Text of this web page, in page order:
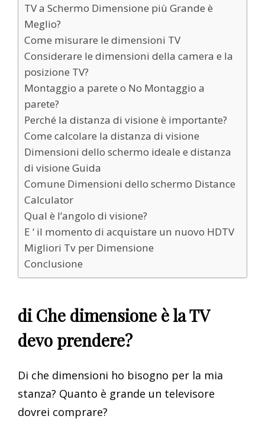
TV a Schermo Dimensione più Grande è
Meglio?
Come misurare le dimensioni TV
Considerare le dimensioni della camera e la
posizione TV?
Montaggio a parete o No Montaggio a
parete?
Perché la distanza di visione è importante?
Come calcolare la distanza di visione
Dimensioni dello schermo ideale e distanza
di visione Guida
Comune Dimensioni dello schermo Distance
Calculator
Qual è l’angolo di visione?
E ‘ il momento di acquistare un nuovo HDTV
Migliori Tv per Dimensione
Conclusione
di Che dimensione è la TV
devo prendere?
Di che dimensioni ho bisogno per la mia
stanza? Quanto è grande un televisore
dovrei comprare?